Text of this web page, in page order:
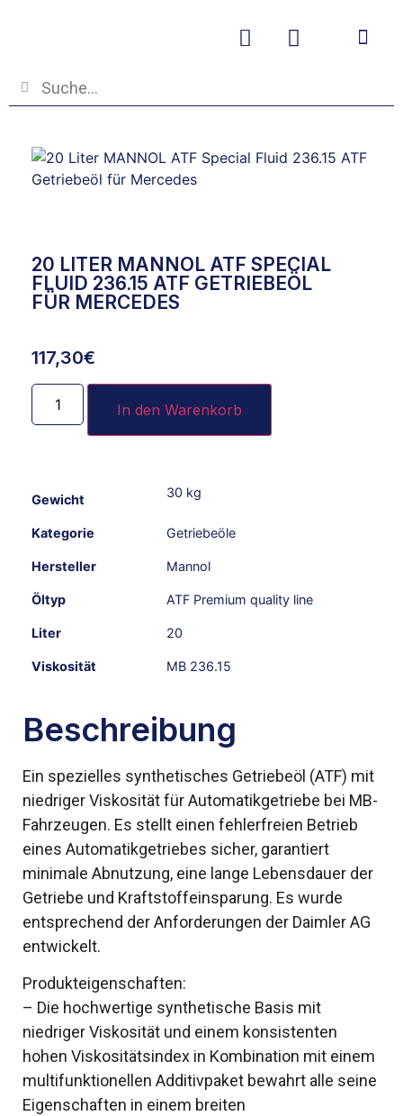
20 LITER MANNOL ATF SPECIAL
FLUID 236.15 ATF GETRIEBEÖL
FÜR MERCEDES
117,30€
In den Warenkorb
Gewicht 30 kg
Kategorie Getriebeöle
Hersteller Mannol
Öltyp ATF Premium quality line
Liter 20
Viskosität MB 236.15
Beschreibung
Ein spezielles synthetisches Getriebeöl (ATF) mit
niedriger Viskosität für Automatikgetriebe bei MB-
Fahrzeugen. Es stellt einen fehlerfreien Betrieb
eines Automatikgetriebes sicher, garantiert
minimale Abnutzung, eine lange Lebensdauer der
Getriebe und Kraftstoffeinsparung. Es wurde
entsprechend der Anforderungen der Daimler AG
entwickelt.
Produkteigenschaften:
– Die hochwertige synthetische Basis mit
niedriger Viskosität und einem konsistenten
hohen Viskositätsindex in Kombination mit einem
multifunktionellen Additivpaket bewahrt alle seine
Eigenschaften in einem breiten